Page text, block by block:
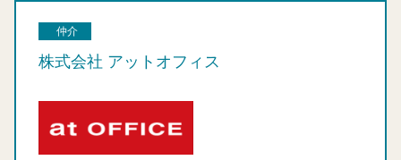
仲介
株式会社 アットオフィス